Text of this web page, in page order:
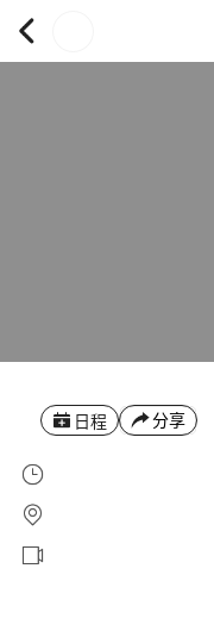
日程 分享